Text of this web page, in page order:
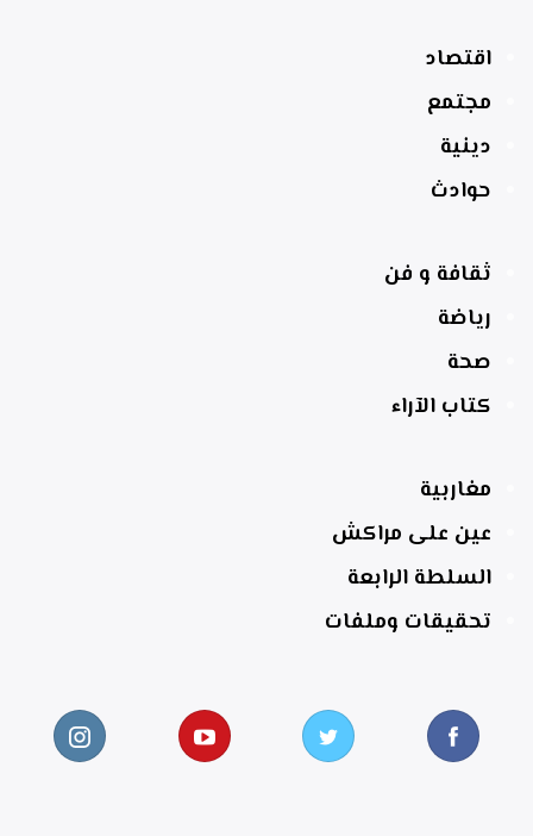
اقتصاد
مجتمع
دينية
حوادث
ثقافة و فن
رياضة
صحة
كتاب الآراء
مغاربية
عين على مراكش
السلطة الرابعة
تحقيقات وملفات